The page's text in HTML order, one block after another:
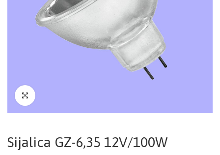
Sijalica GZ-6,35 12V/100W